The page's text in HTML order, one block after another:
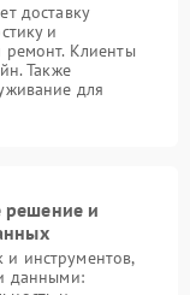
доставку
и
ремонт. Клиенты
Также
для
и
инструментов,
данными: